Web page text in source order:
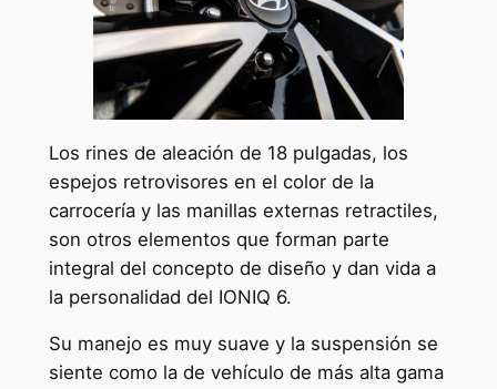
Los rines de aleación de 18 pulgadas, los
espejos retrovisores en el color de la
carrocería y las manillas externas retractiles,
son otros elementos que forman parte
integral del concepto de diseño y dan vida a
la personalidad del IONIQ 6.
Su manejo es muy suave y la suspensión se
siente como la de vehículo de más alta gama